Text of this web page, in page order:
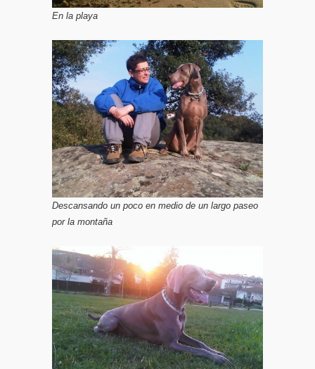
En la playa
Descansando un poco en medio de un largo paseo
por la montaña